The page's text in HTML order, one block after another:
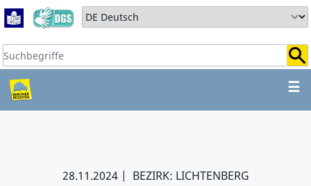
Zum Hauptbereich springen
Zum Hauptmenü springen
Sprache auswählen:
Suchbegriffe:
☰
ZUM HAUPTBEREICH
28.11.2024 BEZIRK: LICHTENBERG